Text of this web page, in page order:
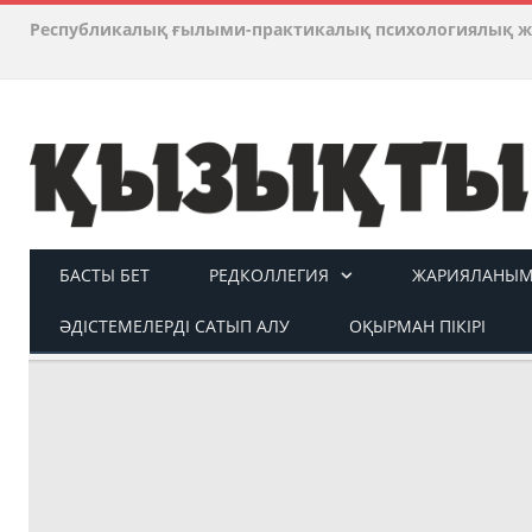
Республикалық ғылыми-практикалық психологиялық
БАСТЫ БЕТ РЕДКОЛЛЕГИЯ ЖАРИЯЛАНЫМ
ӘДІСТЕМЕЛЕРДІ САТЫП АЛУ ОҚЫРМАН ПІКІРІ